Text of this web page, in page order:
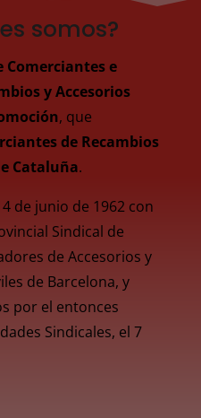
somos?
Comerciantes e
y Accesorios
, que
de Recambios
Cataluña.
de junio de 1962 con
Sindical de
de Accesorios y
de Barcelona, y
por el entonces
Sindicales, el 7